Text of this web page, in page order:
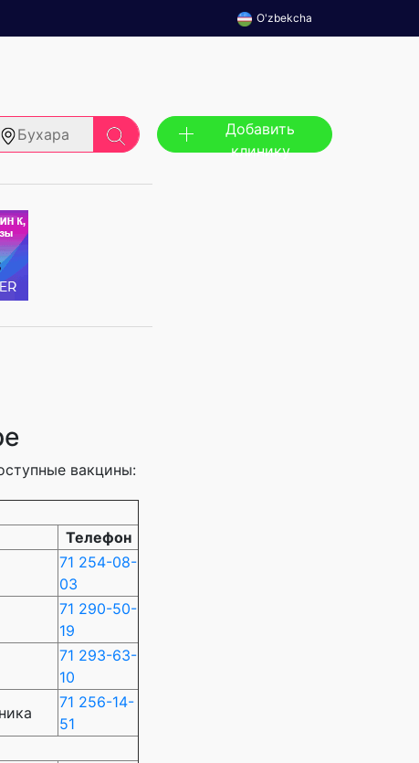
O'zbekcha
Бухара
Добавить
клинику
вакцины:
Телефон
71 254-08-
03
71 290-50-
19
71 293-63-
10
71 256-14-
51